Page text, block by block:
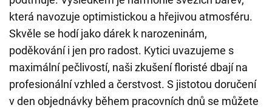
která navozuje optimistickou a hřejivou atmosféru.
Skvěle se hodí jako dárek k narozeninám,
poděkování i jen pro radost. Kytici uvazujeme s
maximální pečlivostí, naši zkušení floristé dbají na
profesionální vzhled a čerstvost. S jistotou doručení
v den objednávky během pracovních dnů se můžete